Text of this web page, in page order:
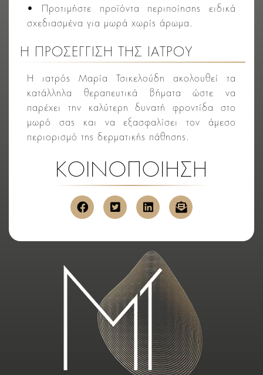
• Προτιμήστε προϊόντα περιποίησης ειδικά
σχεδιασμένα για μωρά χωρίς άρωμα.
Η ΠΡΟΣΕΓΓΙΣΗ ΤΗΣ ΙΑΤΡΟΥ
Η ιατρός Μαρία Τσικελούδη ακολουθεί τα
κατάλληλα θεραπευτικά βήματα ώστε να
παρέχει την καλύτερη δυνατή φροντίδα στο
μωρό σας και να εξασφαλίσει τον άμεσο
περιορισμό της δερματικής πάθησης.
ΚΟΙΝΟΠΟΙΗΣΗ
κοινοποίηση στο facebook
κοινοποίηση στο twitter
κοινοποίηση στο
αποστολή